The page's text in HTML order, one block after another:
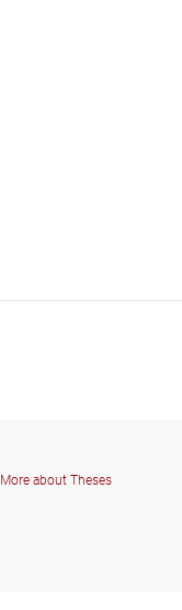
More about Theses